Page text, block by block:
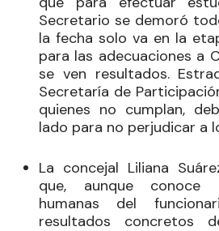
Secretario se demoró
la fecha solo va en la
para las adecuaciones a
se ven resultados.
Secretaría de
quienes no cumplan,
lado para no perjudicar a
La concejal Liliana
que, aunque conoce
humanas del
resultados concretos